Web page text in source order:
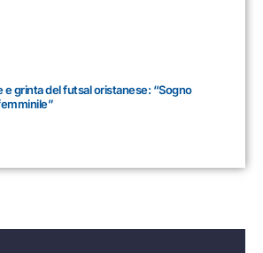
e grinta del futsal oristanese: “Sogno